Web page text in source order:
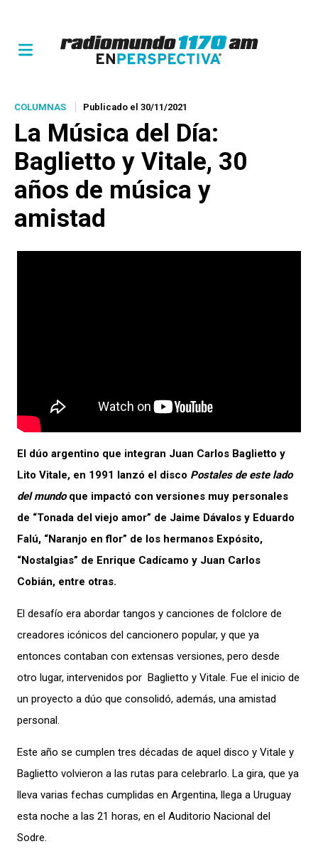
COLUMNAS Publicado el 30/11/2021
La Música del Día:
Baglietto y Vitale, 30
años de música y
amistad
El dúo argentino que integran Juan Carlos Baglietto y
Lito Vitale, en 1991 lanzó el disco Postales de este lado
del mundoque impactó con versiones muy personales
de “Tonada del viejo amor” de Jaime Dávalos y Eduardo
Falú, “Naranjo en flor” de los hermanos Expósito,
“Nostalgias” de Enrique Cadícamo y Juan Carlos
Cobián, entre otras.
El desafío era abordar tangos y canciones de folclore de
creadores icónicos del cancionero popular, y que ya
entonces contaban con extensas versiones, pero desde
otro lugar, intervenidos por Baglietto y Vitale. Fue el inicio de
un proyecto a dúo que consolidó, además, una amistad
personal.
Este año se cumplen tres décadas de aquel disco y Vitale y
Baglietto volvieron a las rutas para celebrarlo. La gira, que ya
lleva varias fechas cumplidas en Argentina, llega a Uruguay
esta noche a las 21 horas, en el Auditorio Nacional del
Sodre.